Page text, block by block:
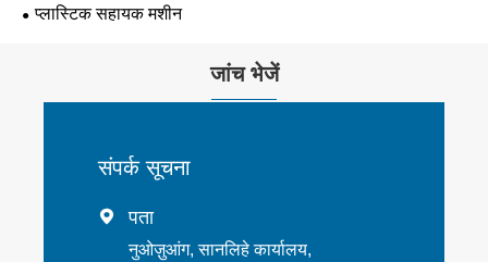
प्लास्टिक सहायक मशीन
जांच भेजें
संपर्क सूचना
 पता
नुओज़ुआंग, सानलिहे कार्यालय,